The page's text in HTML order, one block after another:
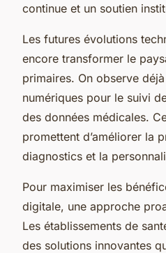
continue et un soutien
Les futures évolutions
encore transformer le
primaires. On observe
numériques pour le suivi
des données médicales.
promettent d’améliorer la
diagnostics et la
Pour maximiser les
digitale, une approche
Les établissements de
des solutions innovantes